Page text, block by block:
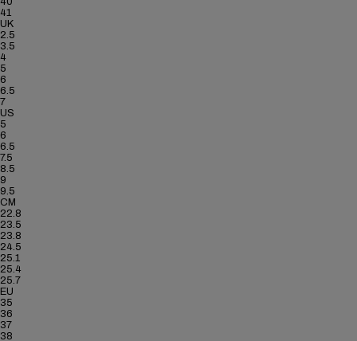
41
UK
2.5
3.5
4
5
6
6.5
7
US
5
6
6.5
7.5
8.5
9
9.5
CM
22.8
23.5
23.8
24.5
25.1
25.4
25.7
EU
35
36
37
38